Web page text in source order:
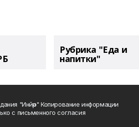
Рубрика "Еда и
напитки"
"Инйәр" Копирование информации
с письменного согласия